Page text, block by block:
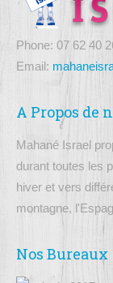
Phone: 07 62 40
Email:
A Propos de
Mahané Israel
durant toutes les
hiver et vers
montagne,
Nos Bureaux